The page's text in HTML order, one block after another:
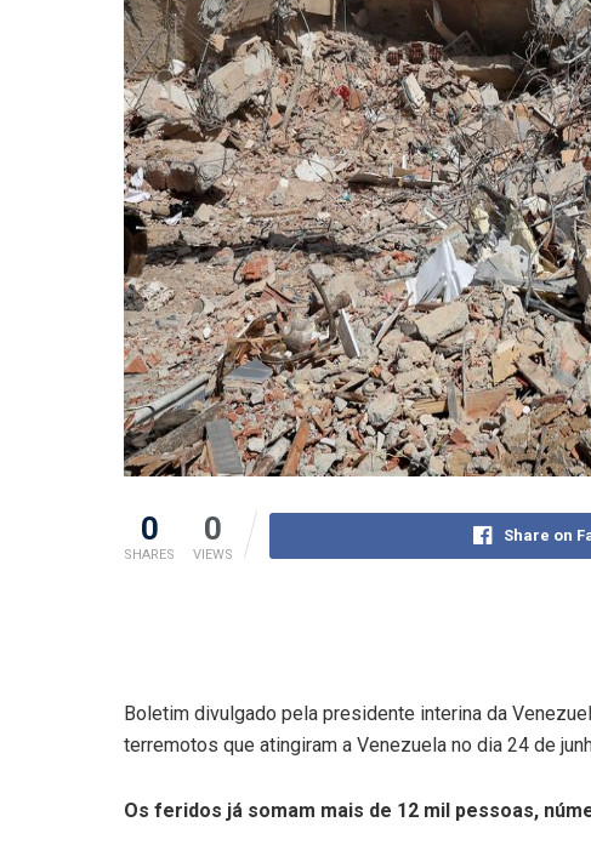
0
SHARES
0
VIEWS
Share on
Boletim divulgado pela presidente interina da
terremotos que atingiram a Venezuela no dia 24 de
Os feridos já somam mais de 12 mil pessoas,